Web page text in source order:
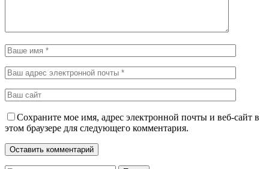
Сохраните мое имя, адрес электронной почты и веб-сайт в
этом браузере для следующего комментария.